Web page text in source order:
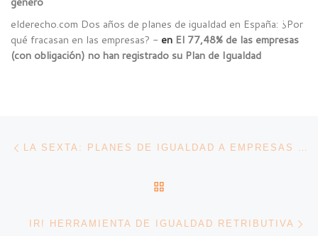
elderecho.com Dos años de planes de igualdad en España: ¿Por
qué fracasan en las empresas? -en El 77,48% de las empresas
(con obligación) no han registrado su Plan de Igualdad
Navegación de entradas LA SEXTA: PLANES DE IGUALDAD A EMPRESAS CON 50 EMPLEADOS O MÁS: FALTAN 25.000 POR APLICARLO ANTES DEL 7 DE MARZO.
IR! HERRAMIENTA DE IGUALDAD RETRIBUTIVA